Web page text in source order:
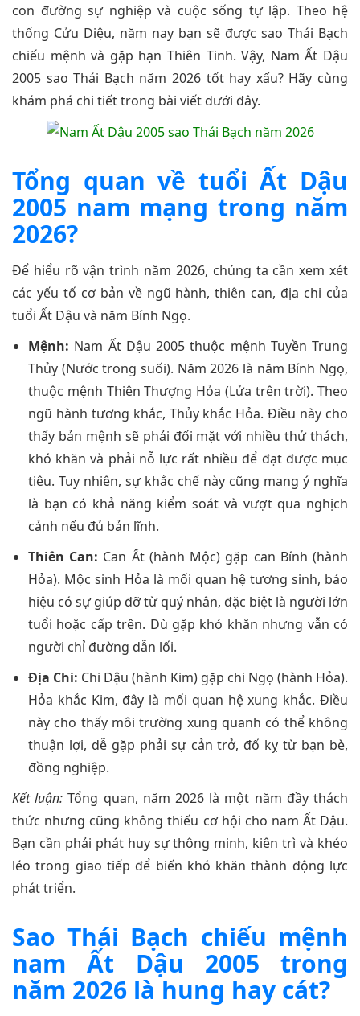
con đường sự nghiệp và cuộc sống tự lập. Theo hệ
thống Cửu Diệu, năm nay bạn sẽ được sao Thái Bạch
chiếu mệnh và gặp hạn Thiên Tinh. Vậy, Nam Ất Dậu
2005 sao Thái Bạch năm 2026 tốt hay xấu? Hãy cùng
khám phá chi tiết trong bài viết dưới đây.
Tổng quan về tuổi Ất Dậu
2005 nam mạng trong năm
2026?
Để hiểu rõ vận trình năm 2026, chúng ta cần xem xét
các yếu tố cơ bản về ngũ hành, thiên can, địa chi của
tuổi Ất Dậu và năm Bính Ngọ.
Mệnh: Nam Ất Dậu 2005 thuộc mệnh Tuyền Trung
Thủy (Nước trong suối). Năm 2026 là năm Bính Ngọ,
thuộc mệnh Thiên Thượng Hỏa (Lửa trên trời). Theo
ngũ hành tương khắc, Thủy khắc Hỏa. Điều này cho
thấy bản mệnh sẽ phải đối mặt với nhiều thử thách,
khó khăn và phải nỗ lực rất nhiều để đạt được mục
tiêu. Tuy nhiên, sự khắc chế này cũng mang ý nghĩa
là bạn có khả năng kiểm soát và vượt qua nghịch
cảnh nếu đủ bản lĩnh.
Thiên Can: Can Ất (hành Mộc) gặp can Bính (hành
Hỏa). Mộc sinh Hỏa là mối quan hệ tương sinh, báo
hiệu có sự giúp đỡ từ quý nhân, đặc biệt là người lớn
tuổi hoặc cấp trên. Dù gặp khó khăn nhưng vẫn có
người chỉ đường dẫn lối.
Địa Chi: Chi Dậu (hành Kim) gặp chi Ngọ (hành Hỏa).
Hỏa khắc Kim, đây là mối quan hệ xung khắc. Điều
này cho thấy môi trường xung quanh có thể không
thuận lợi, dễ gặp phải sự cản trở, đố kỵ từ bạn bè,
đồng nghiệp.
Kết luận: Tổng quan, năm 2026 là một năm đầy thách
thức nhưng cũng không thiếu cơ hội cho nam Ất Dậu.
Bạn cần phải phát huy sự thông minh, kiên trì và khéo
léo trong giao tiếp để biến khó khăn thành động lực
phát triển.
Sao Thái Bạch chiếu mệnh
nam Ất Dậu 2005 trong
năm 2026 là hung hay cát?